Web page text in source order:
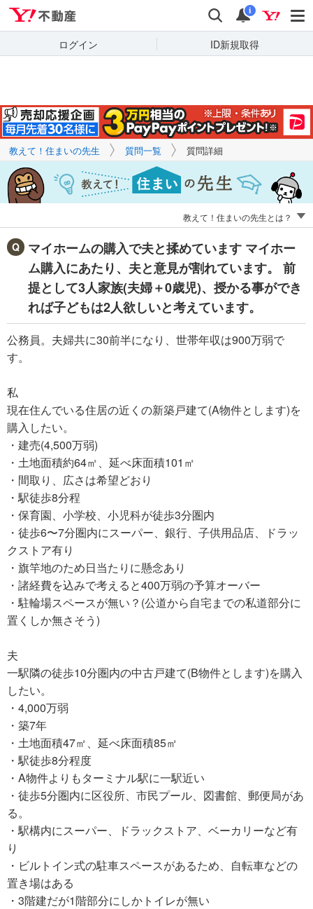
検索 通知
i
ログイン ID新規取得
キーワードで
質問を探す
教えて！住まいの先生 質問一覧 質問詳細
教えて！住まいの先生とは？
マイホームの購入で夫と揉めています マイホー
ム購入にあたり、夫と意見が割れています。 前
提として3人家族(夫婦＋0歳児)、授かる事ができ
れば子どもは2人欲しいと考えています。
公務員。夫婦共に30前半になり、世帯年収は900万弱で
す。
私
現在住んでいる住居の近くの新築戸建て(A物件とします)を
購入したい。
・建売(4,500万弱)
・土地面積約64㎡、延べ床面積101㎡
・間取り、広さは希望どおり
・駅徒歩8分程
・保育園、小学校、小児科が徒歩3分圏内
・徒歩6〜7分圏内にスーパー、銀行、子供用品店、ドラッ
クストア有り
・旗竿地のため日当たりに懸念あり
・諸経費を込みで考えると400万弱の予算オーバー
・駐輪場スペースが無い？(公道から自宅までの私道部分に
置くしか無さそう)
夫
一駅隣の徒歩10分圏内の中古戸建て(B物件とします)を購入
したい。
・4,000万弱
・築7年
・土地面積47㎡、延べ床面積85㎡
・駅徒歩8分程度
・A物件よりもターミナル駅に一駅近い
・徒歩5分圏内に区役所、市民プール、図書館、郵便局があ
る。
・駅構内にスーパー、ドラックストア、ベーカリーなど有
り
・ビルトイン式の駐車スペースがあるため、自転車などの
置き場はある
・3階建だが1階部分にしかトイレが無い